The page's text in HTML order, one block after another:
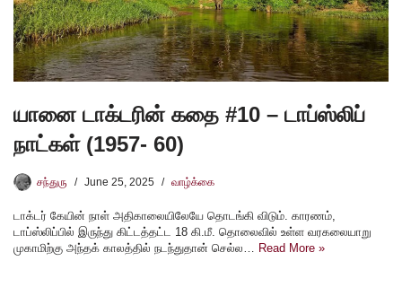
யானை டாக்டரின் கதை #10 – டாப்ஸ்லிப்
நாட்கள் (1957- 60)
சந்துரு June 25, 2025 வாழ்க்கை
டாக்டர் கேயின் நாள் அதிகாலையிலேயே தொடங்கி விடும். காரணம்,
டாப்ஸ்லிப்பில் இருந்து கிட்டத்தட்ட 18 கி.மீ. தொலைவில் உள்ள வரகலையாறு
முகாமிற்கு அந்தக் காலத்தில் நடந்துதான் செல்ல… Read More »